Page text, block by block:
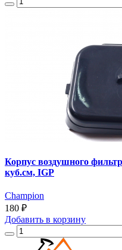
Корпус воздушного
куб.см, IGP
Champion
180 ₽
Добавить в корзину